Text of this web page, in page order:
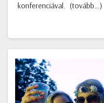
konferenciával. (tovább…)